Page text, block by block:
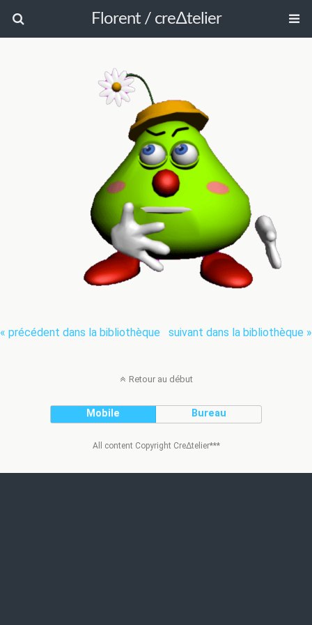
Florent / cre∆telier
« précédent dans la bibliothèque suivant dans la bibliothèque »
Retour au début
Mobile Bureau
All content Copyright Cre∆telier***